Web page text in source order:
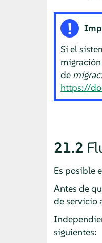
Si el
migración
de
https://
21.2
Es posible
Antes de
de servicio
siguientes: